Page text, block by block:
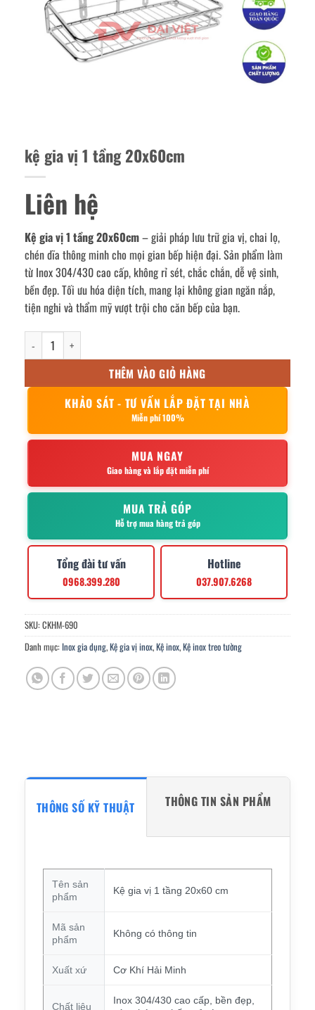
kệ gia vị 1 tầng 20x60cm
Liên hệ
Kệ gia vị 1 tầng 20x60cm– giải pháp lưu trữ gia vị, chai lọ,
chén dĩa thông minh cho mọi gian bếp hiện đại. Sản phẩm làm
từ Inox 304/430 cao cấp, không rỉ sét, chắc chắn, dễ vệ sinh,
bền đẹp. Tối ưu hóa diện tích, mang lại không gian ngăn nắp,
tiện nghi và thẩm mỹ vượt trội cho căn bếp của bạn.
kệ gia vị 1 tầng 20x60cm số lượng
THÊM VÀO GIỎ HÀNG
KHẢO SÁT - TƯ VẤN LẮP ĐẶT TẠI NHÀ
Miễn phí 100%
MUA NGAY
Giao hàng và lắp đặt miễn phí
MUA TRẢ GÓP
Hỗ trợ mua hàng trả góp
Tổng đài tư vấn
0968.399.280
Hotline
037.907.6268
SKU: CKHM-690
Danh mục: Inox gia dụng,Kệ gia vị inox,Kệ inox,Kệ inox treo tường
THÔNG SỐ KỸ THUẬT THÔNG TIN SẢN PHẨM
Tên sản
phẩm
Kệ gia vị 1 tầng 20x60 cm
Mã sản
phẩm
Không có thông tin
Xuất xứ Cơ Khí Hải Minh
Chất liệu
Inox 304/430 cao cấp, bền đẹp,